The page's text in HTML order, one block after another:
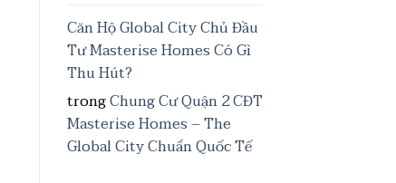
Căn Hộ Global City Chủ Đầu
Tư Masterise Homes Có Gì
Thu Hút?
trongChung Cư Quận 2 CĐT
Masterise Homes – The
Global City Chuẩn Quốc Tế